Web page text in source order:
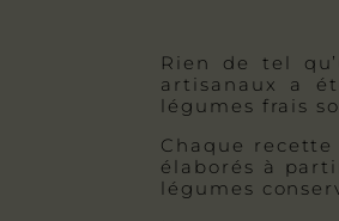
Rien de tel
artisanaux a
légumes frais
Chaque
élaborés à
légumes